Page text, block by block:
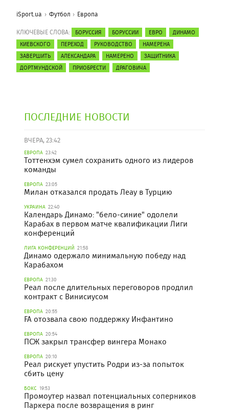
iSport.ua Футбол Европа
КЛЮЧЕВЫЕ СЛОВА: БОРУССИЯ БОРУССИИ ЕВРО
ДИНАМО
КИЕВСКОГО
ПЕРЕХОД РУКОВОДСТВО
НАМЕРЕНА
ЗАВЕРШИТЬ
АЛЕКСАНДАРА НАМЕРЕНО
ЗАЩИТНИКА
ДОРТМУНДСКОЙ
ПРИОБРЕСТИ ДРАГОВИЧА
ПОСЛЕДНИЕ НОВОСТИ
ВЧЕРА, 23:42
ЕВРОПА 23:42
Тоттенхэм сумел сохранить одного из лидеров
команды
ЕВРОПА 23:05
Милан отказался продать Леау в Турцию
УКРАИНА 22:40
Календарь Динамо: "бело-синие" одолели
Карабах в первом матче квалификации Лиги
конференций
ЛИГА КОНФЕРЕНЦИЙ 21:58
Динамо одержало минимальную победу над
Карабахом
ЕВРОПА 21:30
Реал после длительных переговоров продлил
контракт с Винисиусом
ЕВРОПА 20:55
FA отозвала свою поддержку Инфантино
ЕВРОПА 20:54
ПСЖ закрыл трансфер вингера Монако
ЕВРОПА 20:10
Реал рискует упустить Родри из-за попыток
сбить цену
БОКС 19:53
Промоутер назвал потенциальных соперников
Паркера после возвращения в ринг